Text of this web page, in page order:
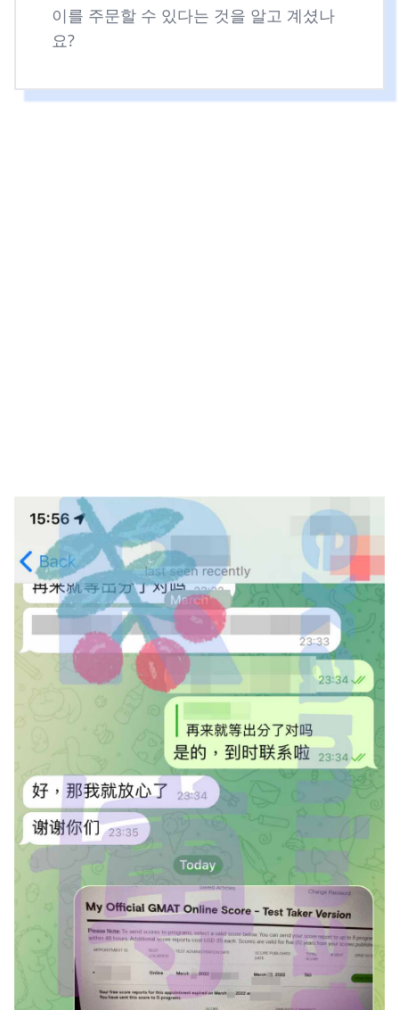
이를 주문할 수 있다는 것을 알고 계셨나
요?